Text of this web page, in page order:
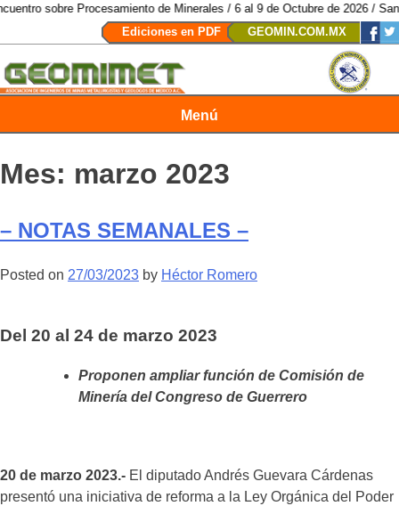
Procesamiento de Minerales / 6 al 9 de Octubre de 2026 / San Luis
Ediciones en PDF
GEOMIN.COM.MX
Menú
Mes: marzo 2023
– NOTAS SEMANALES –
Posted on 27/03/2023 by Héctor Romero
Del 20 al 24 de marzo 2023
Proponen ampliar función de Comisión de
Minería del Congreso de Guerrero
20 de marzo 2023.- El diputado Andrés Guevara Cárdenas
presentó una iniciativa de reforma a la Ley Orgánica del Poder